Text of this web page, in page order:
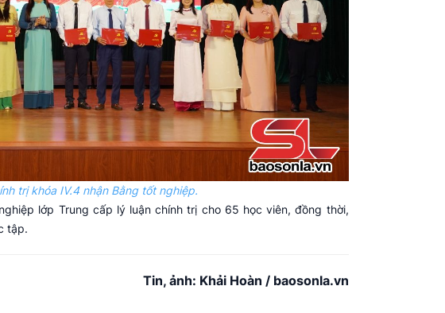
trị khóa IV.4 nhận Bằng tốt nghiệp.
lớp Trung cấp lý luận chính trị cho 65 học viên, đồng thời,
tập.
Tin, ảnh: Khải Hoàn / baosonla.vn